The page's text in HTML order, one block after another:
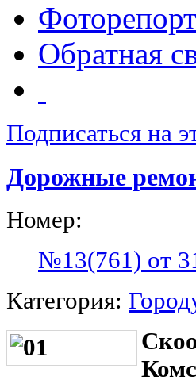
Обратная
Подписаться на
Дорожные
Номер:
№13(761) от
Категория: